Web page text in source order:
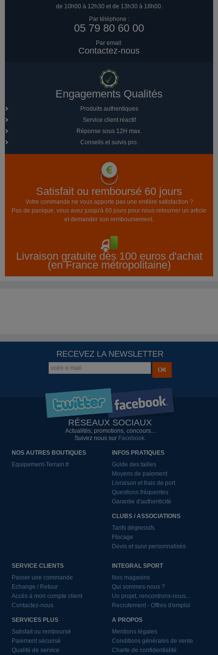
de 10h00 à 12h30 et de 13h30 à 18h00.
Par téléphone :
05 79 80 60 00
Par email:
Contactez-nous
Engagements Qualités
Produits authentiques
Service client réactif
Réponse sous 12H max.
Conseils et suivis pro.
Satisfait ou remboursé 60 jours
Votre commande ne vous apporte pas une entière satisfaction ?
Pas de panique, vous avez jusqu'à 60 jours pour nous retourner un article
et demander son remboursement.
Livraison gratuite dès 100 euros d'achat
(en France métropolitaine)
RECEVEZ LA NEWSLETTER
RÉSEAUX SOCIAUX
Actualités, promotions, concours...
Suivez nous sur Facebook.
NOS AUTRES BOUTIQUES
Equipement-Terrain.fr
INFOS PRATIQUES
Guide des tailles
Moyens de paiement
Livraison et frais de port
Questions fréquentes
Garantie d'authenticité
CLUBS / ASSOCIATIONS
Tarifs dégressifs
Flocage
Devis et suivi personnalisés
SERVICE CLIENTS
Passer une commande
Echange / Retour
Accès à mon compte client
Contactez-nous
SERVICES PLUS
Satisfait ou remboursé
Paiement sécurisé
Qualité de service
INTEGRAL SPORT
Nos magasins
Qui sommes-nous ?
Un projet, rencontrons-nous...
Recrutement - Offres d'emploi
A PROPOS
Mentions légales
Conditions générales de vente
Charte de confidentialité